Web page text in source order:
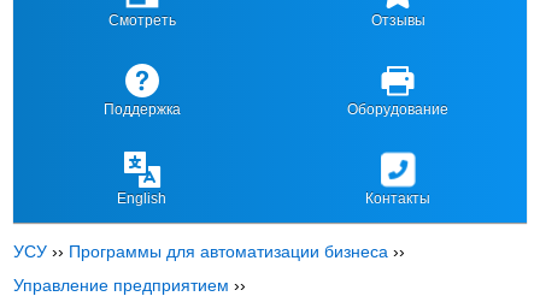
Смотреть Отзывы
Поддержка Оборудование
English Контакты
УСУ ›› Программы для автоматизации бизнеса ››
Управление предприятием ››